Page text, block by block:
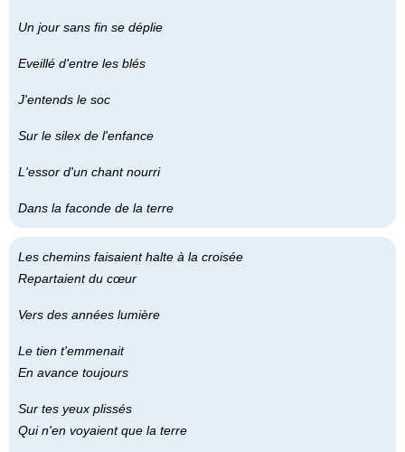
Un jour sans fin se déplie
Eveillé d'entre les blés
J'entends le soc
Sur le silex de l'enfance
L'essor d'un chant nourri
Dans la faconde de la terre
Les chemins faisaient halte à la croisée
Repartaient du cœur
Vers des années lumière
Le tien t'emmenait
En avance toujours
Sur tes yeux plissés
Qui n'en voyaient que la terre